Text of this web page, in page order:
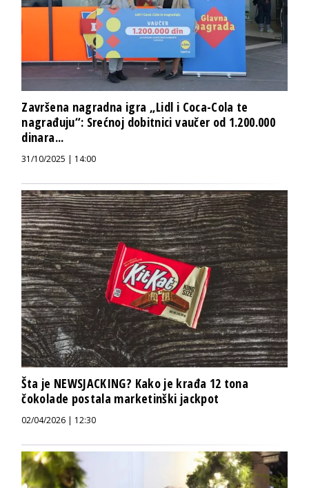
Završena nagradna igra „Lidl i Coca-Cola te
nagrađuju“: Srećnoj dobitnici vaučer od 1.200.000
dinara...
31/10/2025 | 14:00
Šta je NEWSJACKING? Kako je krađa 12 tona
čokolade postala marketinški jackpot
02/04/2026 | 12:30